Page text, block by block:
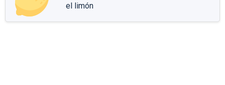
el limón